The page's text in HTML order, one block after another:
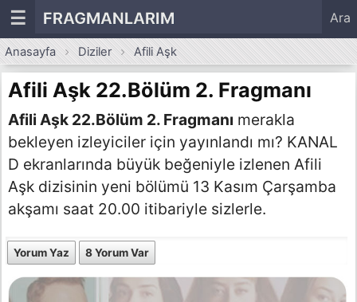
☰ FRAGMANLARIM Ara
Anasayfa Diziler Afili Aşk
Afili Aşk 22.Bölüm 2. Fragmanı
Afili Aşk 22.Bölüm 2. Fragmanı merakla
bekleyen izleyiciler için yayınlandı mı? KANAL
D ekranlarında büyük beğeniyle izlenen Afili
Aşk dizisinin yeni bölümü 13 Kasım Çarşamba
akşamı saat 20.00 itibariyle sizlerle.
Yorum Yaz 8 Yorum Var